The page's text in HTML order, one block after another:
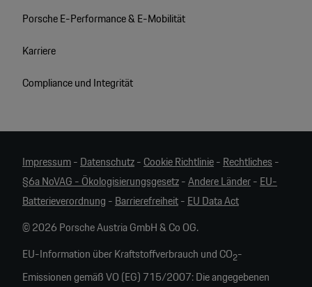
Porsche E-Performance & E-Mobilität
Karriere
Compliance und Integrität
Impressum-Datenschutz-Cookie Richtlinie-Rechtliches-
§6a NoVAG - Ökologisierungsgesetz-Andere Länder-EU-
Batterieverordnung -Barrierefreiheit-EU Data Act
© 2026 Porsche Austria GmbH & Co OG.
EU-Information über Kraftstoffverbrauch und CO2-
Emissionen gemäß VO (EG) 715/2007: Die angegebenen